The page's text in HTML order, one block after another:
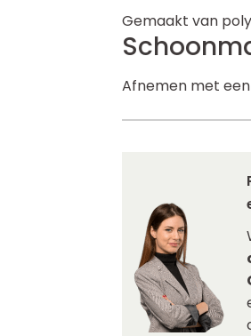
Gemaakt van
Afnemen met